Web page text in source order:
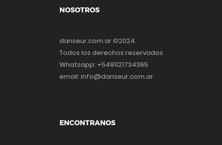
NOSOTROS
danseur.com.ar ©2024.
Todos los derechos reservados
Whatsapp: +5491121734365
email: info@danseur.com.ar
ENCONTRANOS